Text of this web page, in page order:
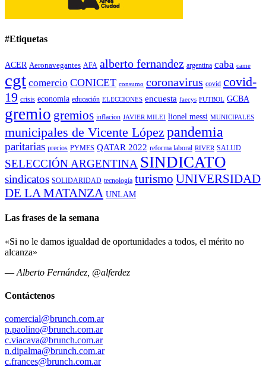
#Etiquetas
ACER Aeronavegantes AFA alberto fernandez argentina caba came
cgt comercio CONICET consumo coronavirus covid covid-
19 crisis economia educación ELECCIONES encuesta faecys FUTBOL GCBA
gremio gremios inflacion JAVIER MILEI lionel messi MUNICIPALES
municipales de Vicente López pandemia
paritarias precios PYMES QATAR 2022 reforma laboral RIVER SALUD
SELECCIÓN ARGENTINA SINDICATO
sindicatos SOLIDARIDAD tecnología turismo UNIVERSIDAD
DE LA MATANZA UNLAM
Las frases de la semana
«Si no le damos igualdad de oportunidades a todos, el mérito no
alcanza»
— Alberto Fernández, @alferdez
Contáctenos
comercial@brunch.com.ar
p.paolino@brunch.com.ar
c.viacava@brunch.com.ar
n.dipalma@brunch.com.ar
c.frances@brunch.com.ar